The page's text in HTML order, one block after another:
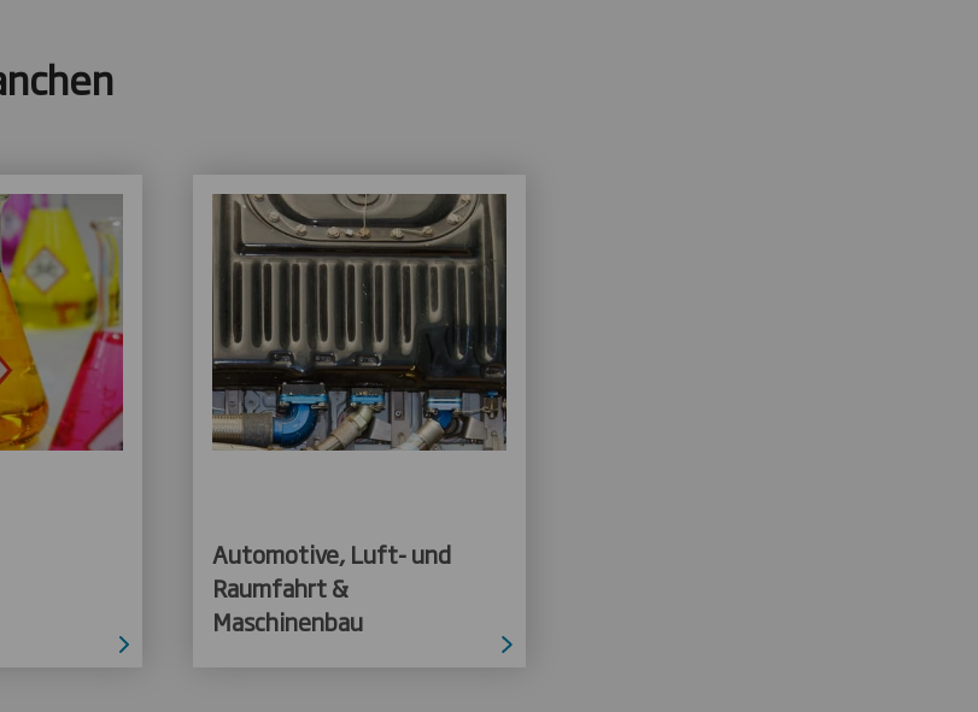
Automotive, Luft- und
Raumfahrt &
Maschinenbau